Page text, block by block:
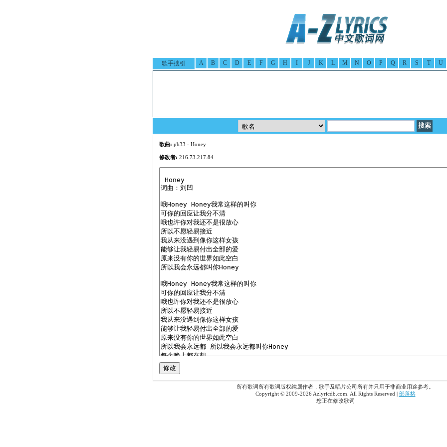
歌手搜引 A B C D E F G H I J K L M N O P Q R S T U
歌曲: pb33 - Honey
修改者: 216.73.217.84
所有歌词所有歌词版权纯属作者，歌手及唱片公司所有并只用于非商业用途参考。
Copyright © 2009-2026 Azlyricdb.com. All Rights Reserved | 部落格
您正在修改歌词